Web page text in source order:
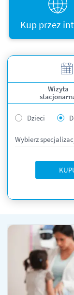
Kup przez
Wizyta
Dzieci
Wybierz